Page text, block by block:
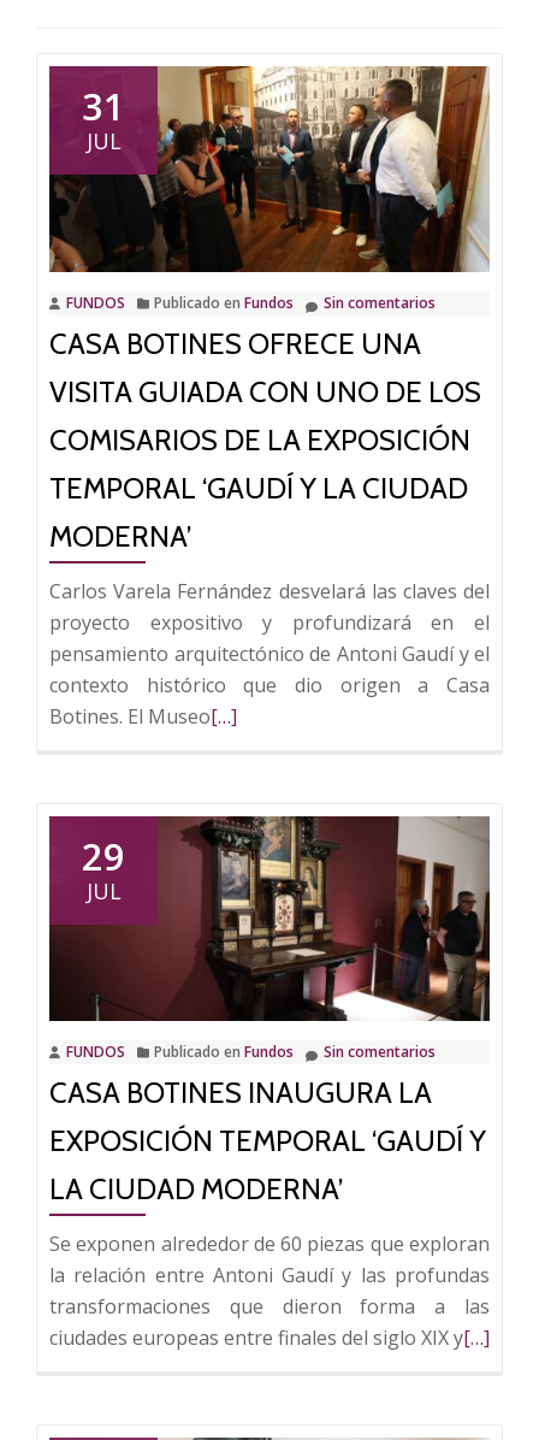
31
JUL
FUNDOS Publicado en Fundos Sin comentarios
CASA BOTINES OFRECE UNA
VISITA GUIADA CON UNO DE LOS
COMISARIOS DE LA EXPOSICIÓN
TEMPORAL ‘GAUDÍ Y LA CIUDAD
MODERNA’
Carlos Varela Fernández desvelará las claves del
proyecto expositivo y profundizará en el
pensamiento arquitectónico de Antoni Gaudí y el
contexto histórico que dio origen a Casa
Botines. El MuseoLeer
Botines
ofrece
una
visita
guiada
con
uno
de
los
de
la
temporal
‘Gaudí
la
[…]
29
JUL
FUNDOS Publicado en Fundos Sin comentarios
CASA BOTINES INAUGURA LA
EXPOSICIÓN TEMPORAL ‘GAUDÍ Y
LA CIUDAD MODERNA’
Se exponen alrededor de 60 piezas que exploran
la relación entre Antoni Gaudí y las profundas
transformaciones que dieron forma a las
ciudades europeas entre finales del siglo XIX yLeer
[…]